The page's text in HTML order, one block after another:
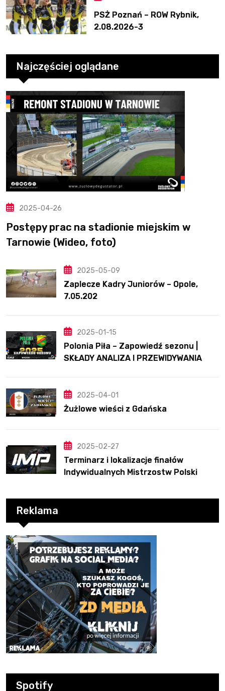
PSŻ Poznań – ROW Rybnik,
2.08.2026-3
Najczęściej oglądane
2025-04-26
Postępy prac na stadionie miejskim w
Tarnowie (Wideo, foto)
2025-05-09
Zaplecze Kadry Juniorów – Opole,
7.05.202
2025-01-15
Polonia Piła – Zapowiedź sezonu |
SKŁADY ANALIZA I PRZEWIDYWANIA
2025-04-01
Żużlowe wieści z Gdańska
2025-02-27
Terminarz i lokalizacje finałów
Indywidualnych Mistrzostw Polski
Reklama
Spotify